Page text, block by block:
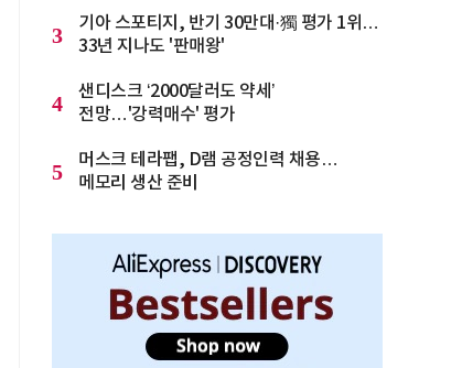
3
기아 스포티지, 반기 30만대·獨 평가 1위…
33년 지나도 '판매왕'
4
샌디스크 ‘2000달러도 약세’
전망…'강력매수' 평가
5
머스크 테라팹, D램 공정인력 채용…
메모리 생산 준비